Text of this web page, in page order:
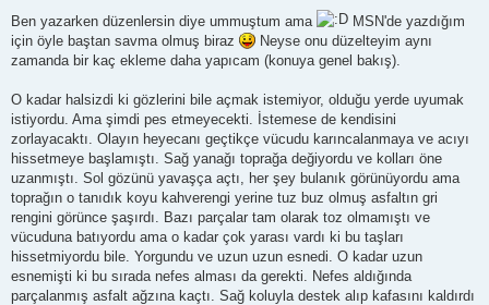
t
Ben yazarken düzenlersin diye ummuştum ama
MSN'de yazdığım
için öyle baştan savma olmuş biraz
Neyse onu düzelteyim aynı
zamanda bir kaç ekleme daha yapıcam (konuya genel bakış).
O kadar halsizdi ki gözlerini bile açmak istemiyor, olduğu yerde uyumak
istiyordu. Ama şimdi pes etmeyecekti. İstemese de kendisini
zorlayacaktı. Olayın heyecanı geçtikçe vücudu karıncalanmaya ve acıyı
hissetmeye başlamıştı. Sağ yanağı toprağa değiyordu ve kolları öne
uzanmıştı. Sol gözünü yavaşça açtı, her şey bulanık görünüyordu ama
toprağın o tanıdık koyu kahverengi yerine tuz buz olmuş asfaltın gri
rengini görünce şaşırdı. Bazı parçalar tam olarak toz olmamıştı ve
vücuduna batıyordu ama o kadar çok yarası vardı ki bu taşları
hissetmiyordu bile. Yorgundu ve uzun uzun esnedi. O kadar uzun
esnemişti ki bu sırada nefes alması da gerekti. Nefes aldığında
parçalanmış asfalt ağzına kaçtı. Sağ koluyla destek alıp kafasını kaldırdı